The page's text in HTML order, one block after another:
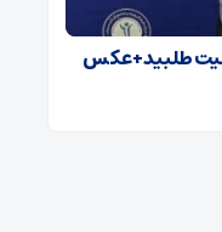
طلبید + عکس